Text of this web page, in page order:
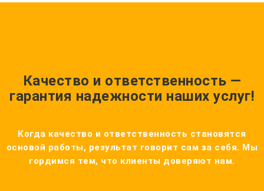
Качество и ответственность —
гарантия надежности наших услуг!
Когда качество и ответственность становятся
основой работы, результат говорит сам за себя. Мы
гордимся тем, что клиенты доверяют нам.